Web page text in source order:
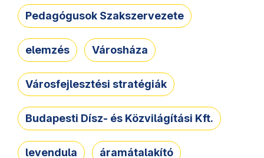
Pedagógusok Szakszervezete
elemzés Városháza
Városfejlesztési stratégiák
Budapesti Dísz- és Közvilágítási Kft.
levendula áramátalakító